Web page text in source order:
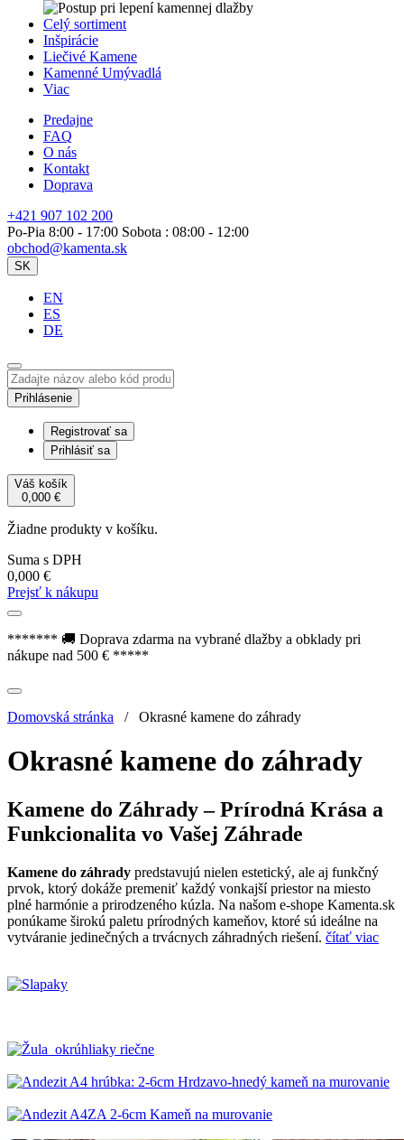
Celý sortiment
Inšpirácie
Liečivé Kamene
Kamenné Umývadlá
Viac
Predajne
FAQ
O nás
Kontakt
Doprava
+421 907 102 200
Po-Pia 8:00 - 17:00 Sobota : 08:00 - 12:00
obchod@kamenta.sk
SK
EN
ES
DE
Prihlásenie
Registrovať sa
Prihlásiť sa
Váš košík
0,000 €
Žiadne produkty v košíku.
Suma s DPH
0,000 €
Prejsť k nákupu
******* 🚚 Doprava zdarma na vybrané dlažby a obklady pri
nákupe nad 500 € *****
Domovská stránka / Okrasné kamene do záhrady
Okrasné kamene do záhrady
Kamene do Záhrady – Prírodná Krása a
Funkcionalita vo Vašej Záhrade
Kamene do záhrady predstavujú nielen estetický, ale aj funkčný
prvok, ktorý dokáže premeniť každý vonkajší priestor na miesto
plné harmónie a prirodzeného kúzla. Na našom e-shope Kamenta.sk
ponúkame širokú paletu prírodných kameňov, ktoré sú ideálne na
vytváranie jedinečných a trvácnych záhradných riešení. čítať viac